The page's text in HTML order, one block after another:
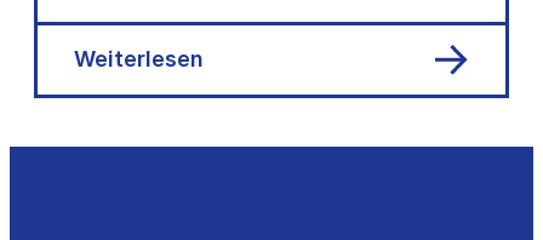
Weiterlesen